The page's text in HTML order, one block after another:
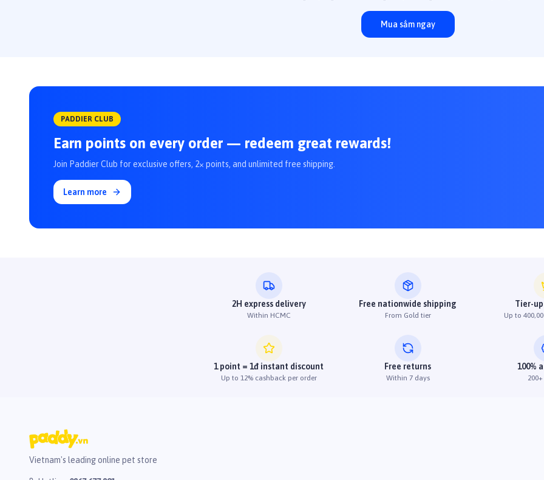
Mua sắm ngay
PADDIER CLUB
Earn points on every order — redeem great rewards!
Join Paddier Club for exclusive offers, 2× points, and unlimited free shipping.
Learn more
2H express delivery
Within HCMC
Free nationwide shipping
From Gold tier
Tier-
Up to
1 point = 1đ instant discount
Up to 12% cashback per order
Free returns
Within 7 days
100%
Vietnam's leading online pet store